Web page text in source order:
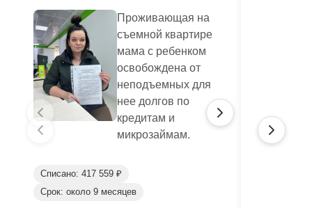
Проживающая на
съемной квартире
мама с ребенком
освобождена от
неподъемных для
нее долгов по
кредитам и
микрозаймам.
Списано: 417 559 ₽
Срок: около 9 месяцев